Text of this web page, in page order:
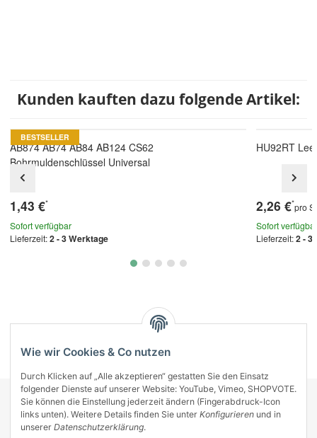
Kunden kauften dazu folgende Artikel:
BESTSELLER
AB874 AB74 AB84 AB124 CS62
Bohrmuldenschlüssel Universal
1,43 €*
Sofort verfügbar
Lieferzeit:2 - 3 Werktage
HU92RT
2,26 €*pro
Sofort verfügbar
Lieferzeit:2 - 3
KONTAKT
INFORMATIONEN
Wie wir Cookies & Co nutzen
Durch Klicken auf „Alle akzeptieren“ gestatten Sie den Einsatz
folgender Dienste auf unserer Website: YouTube, Vimeo, SHOPVOTE.
Sie können die Einstellung jederzeit ändern (Fingerabdruck-Icon
links unten). Weitere Details finden Sie unter Konfigurieren und in
unserer Datenschutzerklärung.